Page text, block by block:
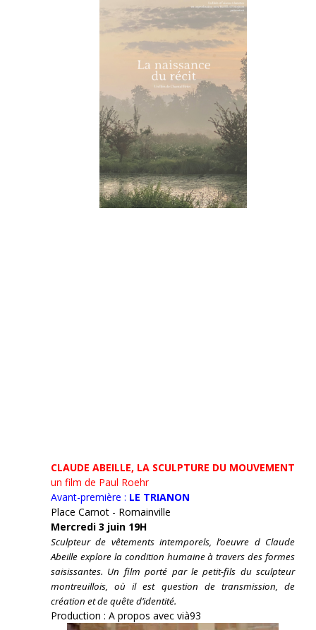
CLAUDE ABEILLE, LA SCULPTURE DU MOUVEMENT
un film de Paul Roehr
Avant-première : LE TRIANON
Place Carnot - Romainville
Mercredi 3 juin 19H
Sculpteur de vêtements intemporels, l’oeuvre d Claude
Abeille explore la condition humaine à travers des formes
saisissantes. Un film porté par le petit-fils du sculpteur
montreuillois, où il est question de transmission, de
création et de quête d’identité.
Production : A propos avec vià93